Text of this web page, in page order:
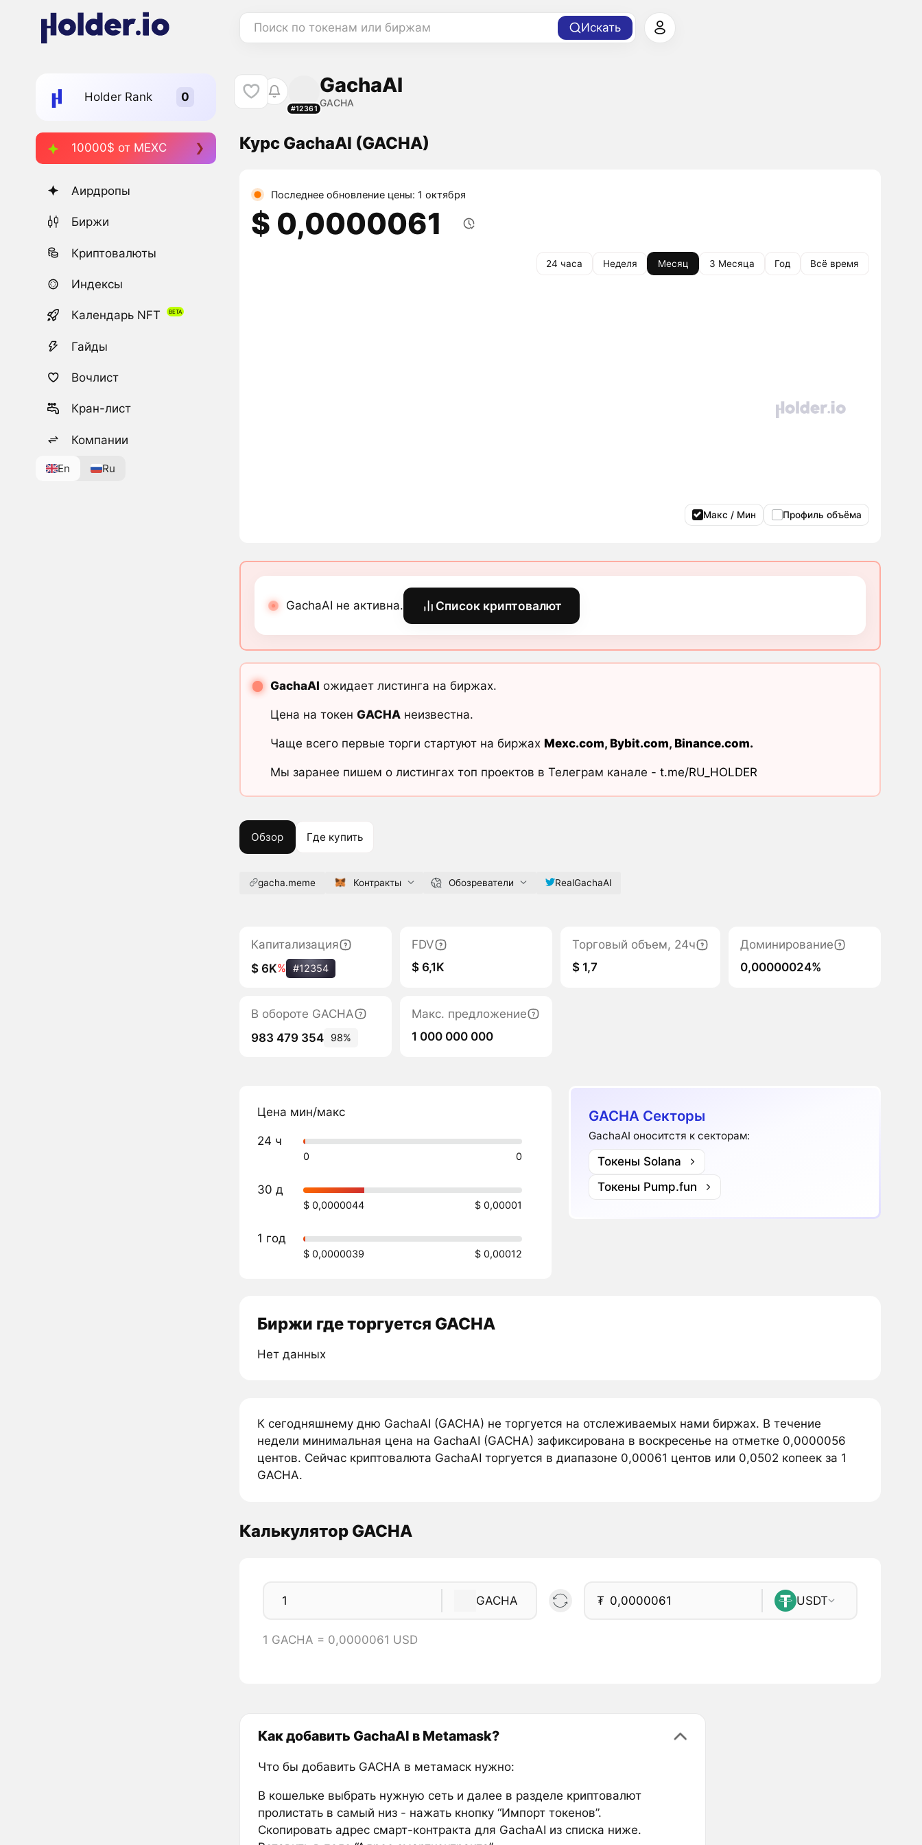
Поиск по токенам или биржам Искать
Holder Rank
10000$ от MEXC
Аирдропы
Биржи
Криптовалюты
Индексы
Календарь NFT
Гайды
Вочлист
Кран-лист
Компании
En Ru
#12361
GachaAI
GACHA
Курс GachaAI (GACHA)
Последнее обновление цены: 1 октября
$ 0,0000061
24 часа Неделя Месяц 3 Месяца Год Всё время
Макс / Мин Профиль объёма
GachaAI не активна. Список криптовалют
GachaAI ожидает листинга на биржах.
Цена на токен GACHAнеизвестна.
Чаще всего первые торги стартуют на биржах Mexc.com, Bybit.com, Binance.com.
Мы заранее пишем о листингах топ проектов в Телеграм канале - t.me/RU_HOLDER
Обзор Где купить
gacha.meme Контракты Обозреватели RealGachaAI
Капитализация
$ 6K% #12354
FDV
$ 6,1K
Торговый объем, 24ч
$ 1,7
Доминирование
0,00000024%
В обороте GACHA
983 479 354
98%
Макс. предложение
1 000 000 000
Цена мин/макс
24 ч
0 0
30 д
$ 0,0000044 $ 0,00001
1 год
$ 0,0000039 $ 0,00012
GACHA Секторы
GachaAI оноситстя к секторам:
Токены Solana
Токены Pump.fun
Биржи где торгуется GACHA
Нет данных
К сегодняшнему дню GachaAI (GACHA) не торгуется на отслеживаемых нами биржах. В течение
недели минимальная цена на GachaAI (GACHA) зафиксирована в воскресенье на отметке 0,0000056
центов. Сейчас криптовалюта GachaAI торгуется в диапазоне 0,00061 центов или 0,0502 копеек за 1
GACHA.
Калькулятор GACHA
GACHA ₮ USDT
1 GACHA = 0,0000061 USD
Как добавить GachaAI в Metamask?
Что бы добавить GACHA в метамаск нужно:
В кошельке выбрать нужную сеть и далее в разделе криптовалют
пролистать в самый низ - нажать кнопку “Импорт токенов”.
Скопировать адрес смарт-контракта для GachaAI из списка ниже.